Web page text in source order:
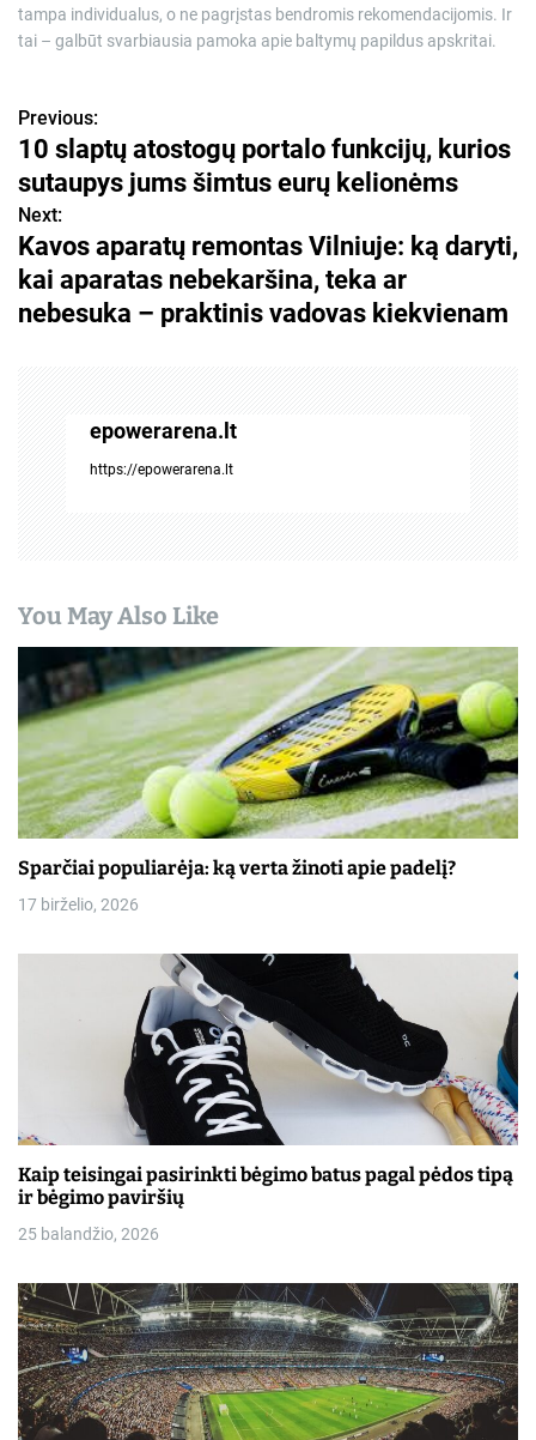
tampa individualus, o ne pagrįstas bendromis rekomendacijomis. Ir
tai – galbūt svarbiausia pamoka apie baltymų papildus apskritai.
N
a
v
i
g
a
r
p
į
r
a
š
Previous:
10 slaptų atostogų portalo funkcijų, kurios
sutaupys jums šimtus eurų kelionėms
Next:
Kavos aparatų remontas Vilniuje: ką daryti,
kai aparatas nebekaršina, teka ar
nebesuka – praktinis vadovas kiekvienam
epowerarena.lt
https://epowerarena.lt
You May Also Like
Sparčiai populiarėja: ką verta žinoti apie padelį?
17 birželio, 2026
Kaip teisingai pasirinkti bėgimo batus pagal pėdos tipą
ir bėgimo paviršių
25 balandžio, 2026